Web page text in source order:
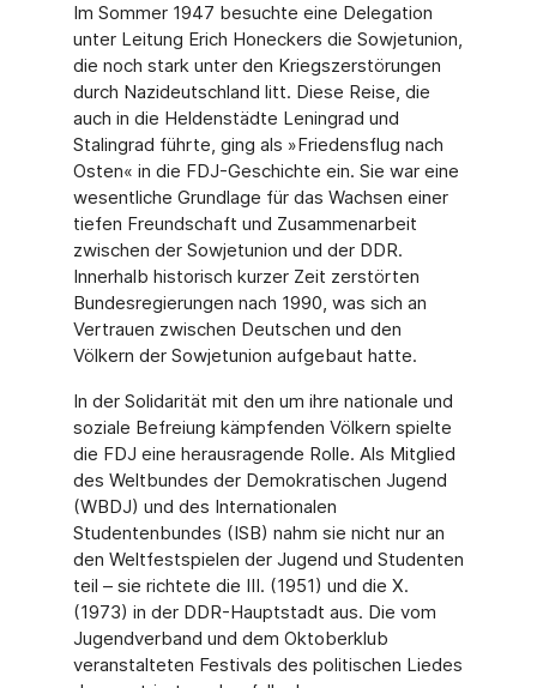
Im Sommer 1947 besuchte eine Delegation
unter Leitung Erich Honeckers die Sowjetunion,
die noch stark unter den Kriegszerstörungen
durch Nazideutschland litt. Diese Reise, die
auch in die Heldenstädte Leningrad und
Stalingrad führte, ging als »Friedensflug nach
Osten« in die FDJ-Geschichte ein. Sie war eine
wesentliche Grundlage für das Wachsen einer
tiefen Freundschaft und Zusammenarbeit
zwischen der Sowjetunion und der DDR.
Innerhalb historisch kurzer Zeit zerstörten
Bundesregierungen nach 1990, was sich an
Vertrauen zwischen Deutschen und den
Völkern der Sowjetunion aufgebaut hatte.
In der Solidarität mit den um ihre nationale und
soziale Befreiung kämpfenden Völkern spielte
die FDJ eine herausragende Rolle. Als Mitglied
des Weltbundes der Demokratischen Jugend
(WBDJ) und des Internationalen
Studentenbundes (ISB) nahm sie nicht nur an
den Weltfestspielen der Jugend und Studenten
teil – sie richtete die III. (1951) und die X.
(1973) in der DDR-Hauptstadt aus. Die vom
Jugendverband und dem Oktoberklub
veranstalteten Festivals des politischen Liedes